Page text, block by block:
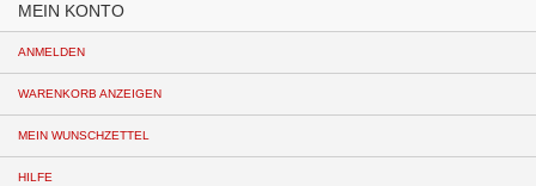
MEIN KONTO
ANMELDEN
WARENKORB ANZEIGEN
MEIN WUNSCHZETTEL
HILFE